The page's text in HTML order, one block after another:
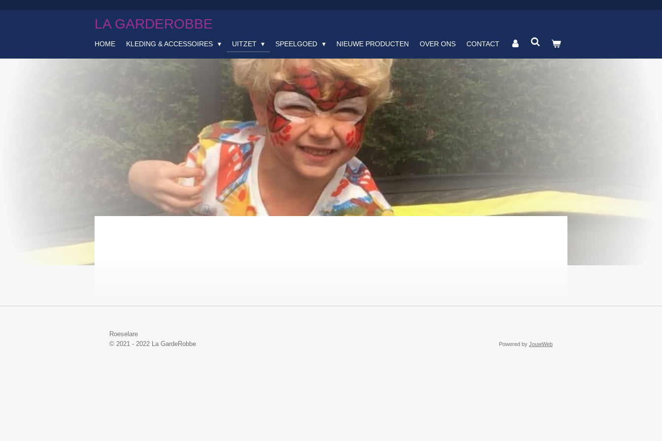
LA GARDEROBBE
HOME KLEDING & ACCESSOIRES UITZET SPEELGOED NIEUWE PRODUCTEN OVER ONS CONTACT
Roeselare
© 2021 - 2022 La GardeRobbe
Powered by JouwWeb